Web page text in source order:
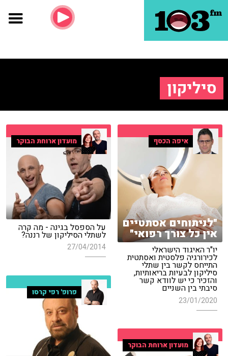
סיליקון
איפה הכסף
"לניתוחים אסתטיים
אין כל צורך רפואי"
יו"ר האיגוד הישראלי
לכירורגיה פלסטית ואסתטית
התייחס לקשר בין שתלי
סיליקון לבעיות בריאותיות,
והזכיר כי יש לוודא קשר
סיבתי בין השניים
23/01/2020
מועדון ארוחת הבוקר
על הספסל בגינה - מה קרה
לשתלי הסיליקון של רננה?
27/04/2014
פרופ' רפי קרסו
מועדון ארוחת הבוקר